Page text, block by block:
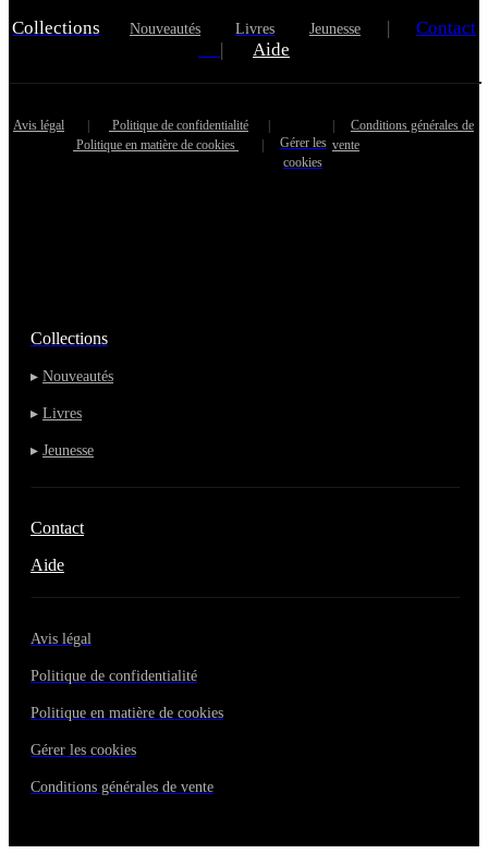
Collections Nouveautés Livres Jeunesse |
Contact
|
Aide
Avis légal | Politique de confidentialité
|
Politique en matière de cookies
|
Gérer les
cookies
| Conditions générales de
vente
Collections
▸ Nouveautés
▸ Livres
▸ Jeunesse
Contact
Aide
Avis légal
Politique de confidentialité
Politique en matière de cookies
Gérer les cookies
Conditions générales de vente